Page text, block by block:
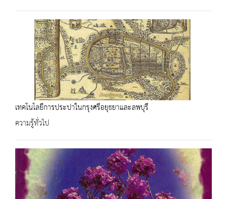
เทคโนโลยีการประปาในกรุงศรีอยุธยาและลพบุรี
ความรู้ทั่วไป